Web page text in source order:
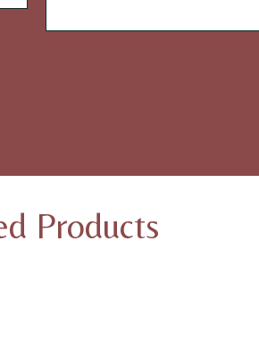
Products